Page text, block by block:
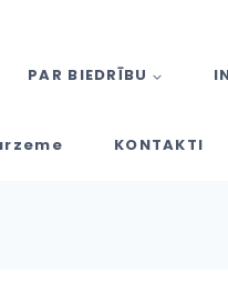
PAR BIEDRĪBU
KONTAKTI